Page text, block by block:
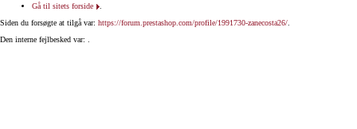
Gå til sitets forside
Siden du forsøgte at tilgå var: https://forum.prestashop.com/profile/1991730-zanecosta26/
Den interne fejlbesked var: .